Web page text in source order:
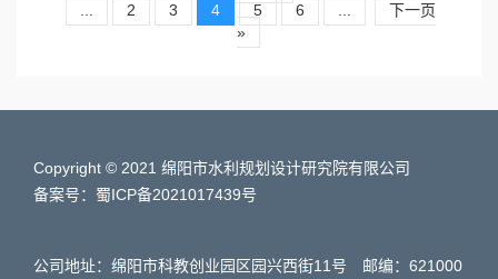
2 3 4 5 6
下一页
»
Copyright © 2021 绵阳市水利规划设计研究院有限公司
备案号：蜀ICP备2021017439号
公司地址：绵阳市科教创业园区园兴西街11号 邮编：621000